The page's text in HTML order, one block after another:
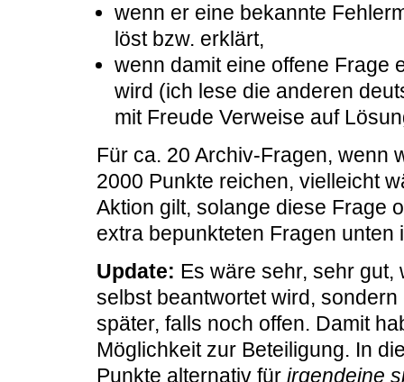
wenn er eine bekannte
löst bzw. erklärt,
wenn damit eine offene Frage
wird (ich lese die anderen
mit Freude Verweise auf
Für ca. 20 Archiv-Fragen, wenn
2000 Punkte reichen, vielleicht
Aktion gilt, solange diese Frage
extra bepunkteten Fragen unten
Update: Es wäre sehr, sehr
selbst beantwortet wird,
später, falls noch offen. Damit
Möglichkeit zur Beteiligung. In
Punkte alternativ für irgendeine